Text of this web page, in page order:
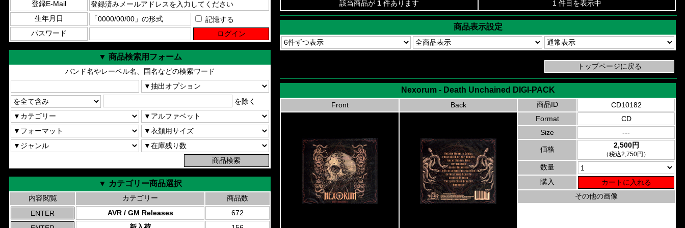
登録E-Mail
生年月日
記憶する
パスワード
▼ 商品検索用フォーム
バンド名やレーベル名、国名などの検索ワード
を除く
▼ カテゴリー商品選択
内容閲覧 カテゴリー
商品数
AVR / GM Releases
672
該当商品が 1 件あります 1 件目を表示中
商品表示設定
Nexorum - Death Unchained DIGI-PACK
Front Back 商品ID
CD10182
Format
CD
Size
---
価格 2,500円
（税込2,750円）
数量
購入
その他の画像